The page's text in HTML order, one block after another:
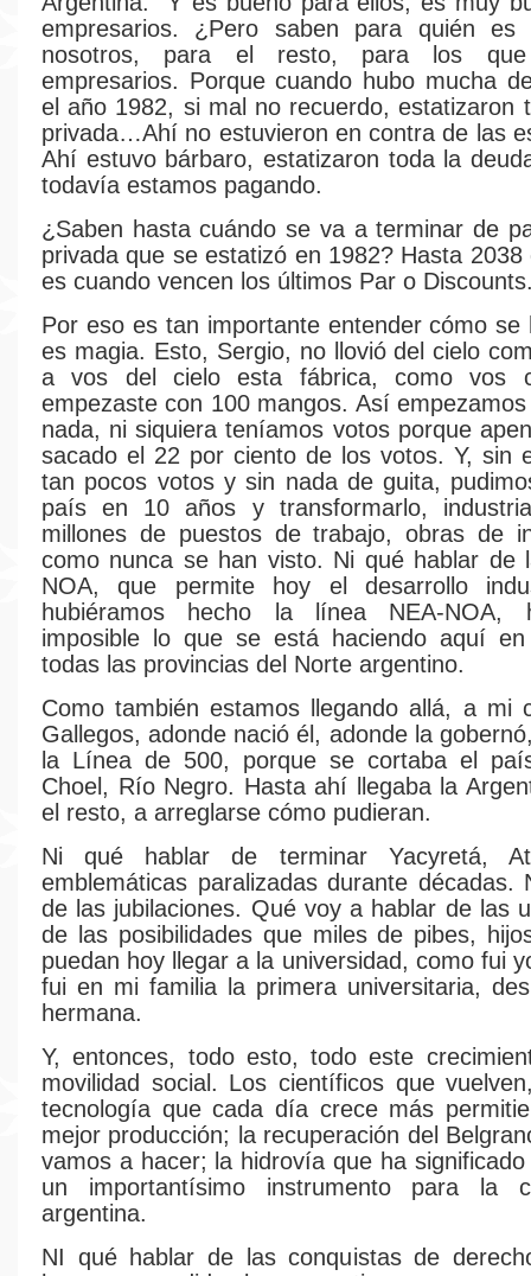
empresarios. ¿Pero saben para quién es
nosotros, para el resto, para los
empresarios. Porque cuando hubo mucha
el año 1982, si mal no recuerdo, estatizaron
privada…Ahí no estuvieron en contra de las
Ahí estuvo bárbaro, estatizaron toda la
todavía estamos pagando.
¿Saben hasta cuándo se va a terminar de
privada que se estatizó en 1982? Hasta
es cuando vencen los últimos Par o
Por eso es tan importante entender cómo se
es magia. Esto, Sergio, no llovió del cielo
a vos del cielo esta fábrica, como vos
empezaste con 100 mangos. Así
nada, ni siquiera teníamos votos porque
sacado el 22 por ciento de los votos. Y, sin
tan pocos votos y sin nada de guita,
país en 10 años y transformarlo,
millones de puestos de trabajo, obras de
como nunca se han visto. Ni qué hablar de
NOA, que permite hoy el desarrollo
hubiéramos hecho la línea NEA-NOA,
imposible lo que se está haciendo aquí
todas las provincias del Norte argentino.
Como también estamos llegando allá, a mi
Gallegos, adonde nació él, adonde la
la Línea de 500, porque se cortaba el
Choel, Río Negro. Hasta ahí llegaba la
el resto, a arreglarse cómo pudieran.
Ni qué hablar de terminar Yacyretá,
emblemáticas paralizadas durante décadas.
de las jubilaciones. Qué voy a hablar de las
de las posibilidades que miles de pibes,
puedan hoy llegar a la universidad, como fui
fui en mi familia la primera universitaria,
hermana.
Y, entonces, todo esto, todo este
movilidad social. Los científicos que
tecnología que cada día crece más
mejor producción; la recuperación del
vamos a hacer; la hidrovía que ha
un importantísimo instrumento para la
argentina.
NI qué hablar de las conquistas de